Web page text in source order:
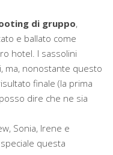
di gruppo,
e ballato come
hotel. I sassolini
ma, nonostante questo
finale (la prima
dire che ne sia
Sonia, Irene e
questa